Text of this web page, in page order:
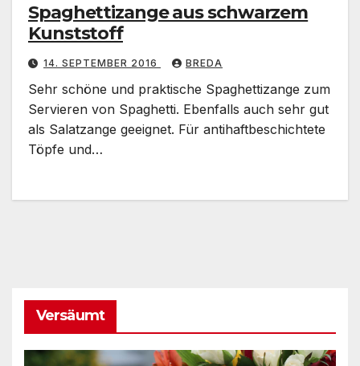
Spaghettizange aus schwarzem
Kunststoff
14. SEPTEMBER 2016 BREDA
Sehr schöne und praktische Spaghettizange zum
Servieren von Spaghetti. Ebenfalls auch sehr gut
als Salatzange geeignet. Für antihaftbeschichtete
Töpfe und…
Versäumt